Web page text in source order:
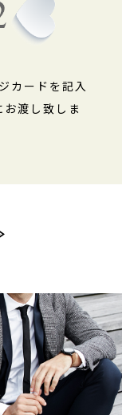
カードを記入
渡し致しま